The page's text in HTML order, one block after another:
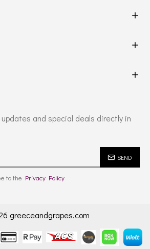
and special deals directly in
SEND
to the Privacy Policy
greeceandgrapes.com